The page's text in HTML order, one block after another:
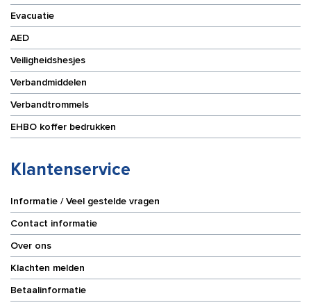
Evacuatie
AED
Veiligheidshesjes
Verbandmiddelen
Verbandtrommels
EHBO koffer bedrukken
Klantenservice
Informatie / Veel gestelde vragen
Contact informatie
Over ons
Klachten melden
Betaalinformatie